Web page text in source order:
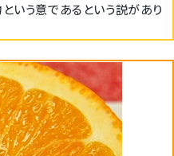
いう意であるという説があり